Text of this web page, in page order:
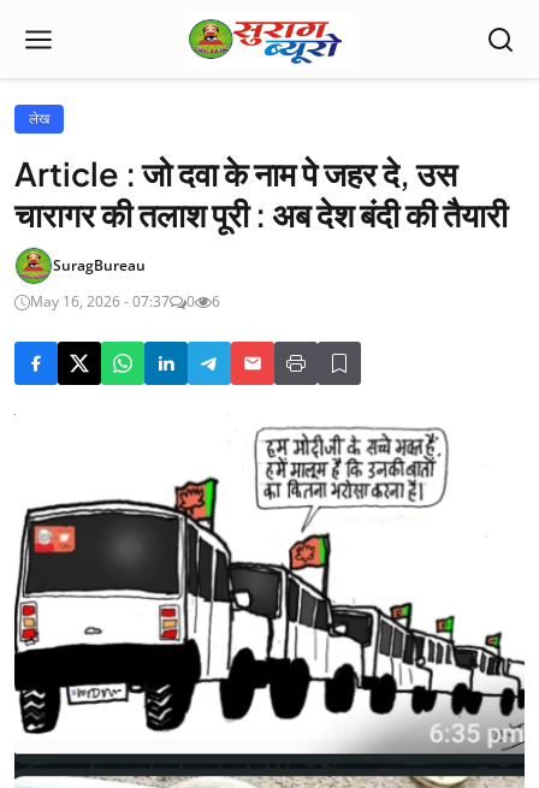
लेख
Article : जो दवा के नाम पे जहर दे, उस
चारागर की तलाश पूरी : अब देश बंदी की तैयारी
SuragBureau
May 16, 2026 - 07:37
0 6